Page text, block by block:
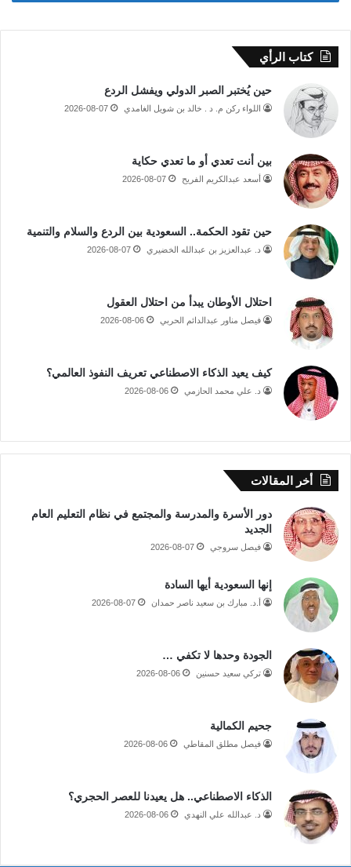
كتاب الرأي
حين يُختبر الصبر الدولي ويفشل الردع
اللواء ركن م. د . خالد بن شويل الغامدي 2026-08-07
بين أنت تعدي أو ما تعدي حكاية
أسعد عبدالكريم الفريح 2026-08-07
حين تقود الحكمة.. السعودية بين الردع والسلام والتنمية
د. عبدالعزيز بن عبدالله الخضيري 2026-08-07
احتلال الأوطان يبدأ من احتلال العقول
فيصل مناور عبدالدائم الحربي 2026-08-06
كيف يعيد الذكاء الاصطناعي تعريف النفوذ العالمي؟
د. علي محمد الحازمي 2026-08-06
أخر المقالات
دور الأسرة والمدرسة والمجتمع في نظام التعليم العام
الجديد
فيصل سروجي 2026-08-07
إنها السعودية أيها السادة
أ.د. مبارك بن سعيد ناصر حمدان 2026-08-07
الجودة وحدها لا تكفي …
تركي سعيد حسنين 2026-08-06
جحيم الكمالية
فيصل مطلق المقاطي 2026-08-06
الذكاء الاصطناعي.. هل يعيدنا للعصر الحجري؟
د. عبدالله علي النهدي 2026-08-06